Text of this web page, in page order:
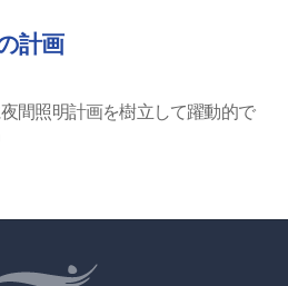
計画
間照明計画を樹立して躍動的で